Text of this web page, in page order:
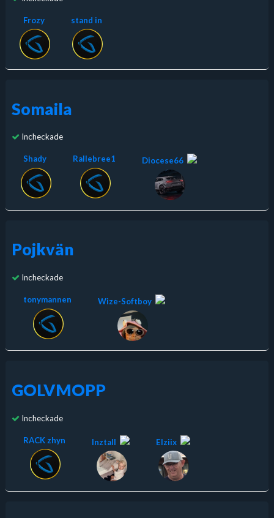
Frozy stand in
Somaila
Incheckade
Shady Rallebree1 Diocese66
Pojkvän
Incheckade
tonymannen Wize-Softboy
GOLVMOPP
Incheckade
RACK zhyn Inztall Elziix